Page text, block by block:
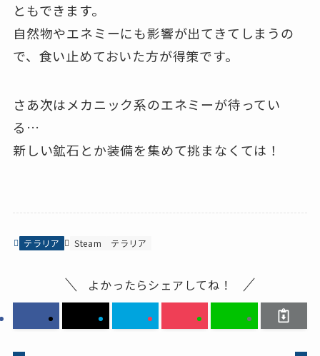
ともできます。
自然物やエネミーにも影響が出てきてしまうの
で、食い止めておいた方が得策です。
さあ次はメカニック系のエネミーが待ってい
る…
新しい鉱石とか装備を集めて挑まなくては！
テラリア Steam テラリア
よかったらシェアしてね！